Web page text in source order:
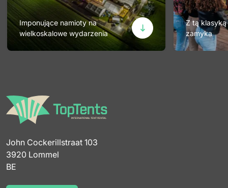
Imponujące namioty na
wielkoskalowe wydarzenia
Z tą klasyką
zamyka
John Cockerillstraat 103
3920 Lommel
BE